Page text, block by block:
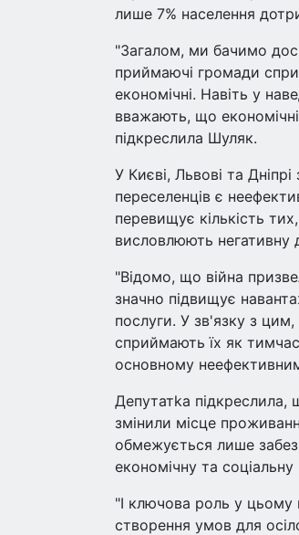
лише 7% населення
"Загалом, ми бачимо
приймаючі громади
економічні. Навіть у
вважають, що
підкреслила Шуляк.
У Києві, Львові та
переселенців є
перевищує кількість
висловлюють негативну
"Відомо, що війна
значно підвищує
послуги. У зв'язку з
сприймають їх як
основному
Депутатka підкреслила,
змінили місце
обмежується лише
економічну та соціальну
"І ключова роль у цьому
створення умов для